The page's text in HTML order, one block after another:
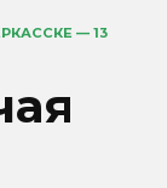
— 13